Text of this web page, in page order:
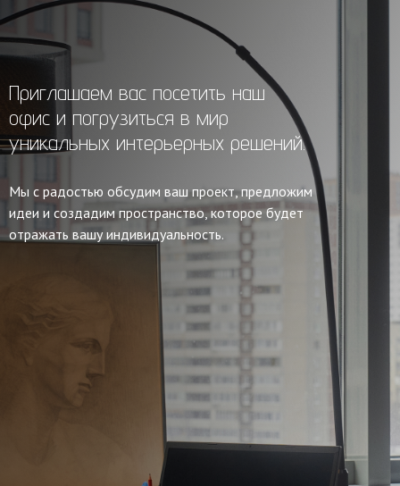
Приглашаем вас посетить наш
офис и погрузиться в мир
уникальных интерьерных решений.
Мы с радостью обсудим ваш проект, предложим
идеи и создадим пространство, которое будет
отражать вашу индивидуальность.